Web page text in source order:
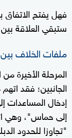
فهل يفتح الاتفاق
ستبقي العلاقة بين
ملفات الخلاف
المرحلة
الجانبين؛ فقد
إدخال
إلى حماس"، وهي
"تجاوزا للحدود